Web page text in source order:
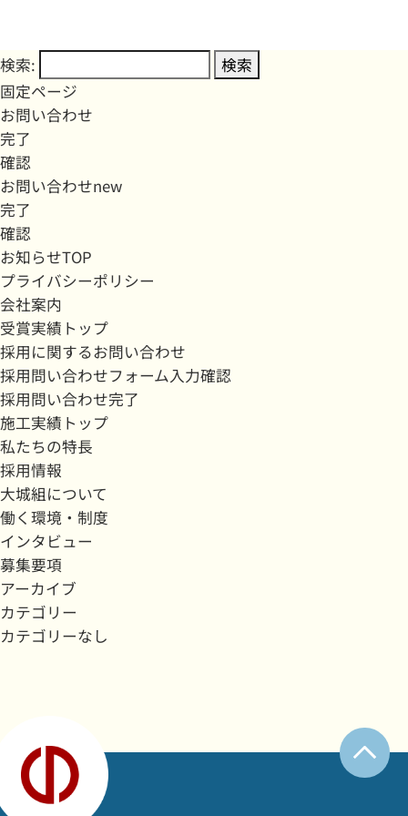
検索:
固定ページ
お問い合わせ
完了
確認
お問い合わせnew
完了
確認
お知らせTOP
プライバシーポリシー
会社案内
受賞実績トップ
採用に関するお問い合わせ
採用問い合わせフォーム入力確認
採用問い合わせ完了
施工実績トップ
私たちの特長
採用情報
大城組について
働く環境・制度
インタビュー
募集要項
アーカイブ
カテゴリー
カテゴリーなし